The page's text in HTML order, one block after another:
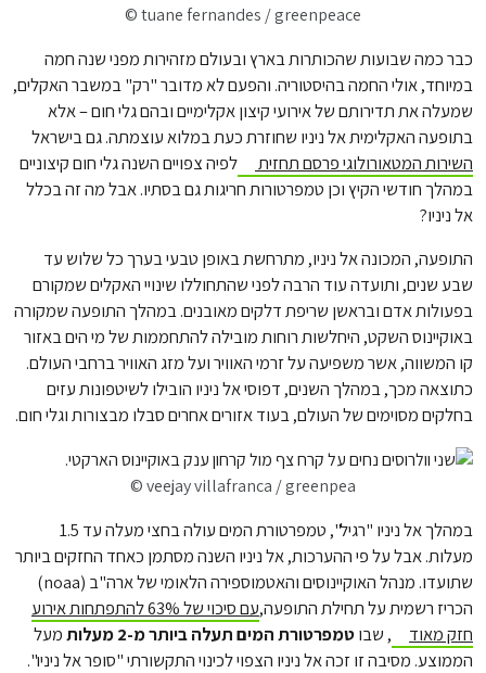
© tuane fernandes / greenpeace
כבר כמה שבועות שהכותרות בארץ ובעולם מזהירות מפני שנה חמה
במיוחד, אולי החמה בהיסטוריה. והפעם לא מדובר "רק" במשבר האקלים,
שמעלה את תדירותם של אירועי קיצון אקלימיים ובהם גלי חום – אלא
בתופעה האקלימית אל ניניו שחוזרת כעת במלוא עוצמתה. גם בישראל
השירות המטאורולוגי פרסם תחזית
לפיה צפויים השנה גלי חום קיצוניים
במהלך חודשי הקיץ וכן טמפרטורות חריגות גם בסתיו. אבל מה זה בכלל
אל ניניו?
התופעה, המכונה אל ניניו, מתרחשת באופן טבעי בערך כל שלוש עד
שבע שנים, ותועדה עוד הרבה לפני שהתחוללו שינויי האקלים שמקורם
בפעולות אדם ובראשן שריפת דלקים מאובנים. במהלך התופעה שמקורה
באוקיינוס השקט, היחלשות רוחות מובילה להתחממות של מי הים באזור
קו המשווה, אשר משפיעה על זרמי האוויר ועל מזג האוויר ברחבי העולם.
כתוצאה מכך, במהלך השנים, דפוסי אל ניניו הובילו לשיטפונות עזים
בחלקים מסוימים של העולם, בעוד אזורים אחרים סבלו מבצורות וגלי חום.
© veejay villafranca / greenpea
במהלך אל ניניו "רגיל", טמפרטורת המים עולה בחצי מעלה עד 1.5
מעלות. אבל על פי ההערכות, אל ניניו השנה מסתמן כאחד החזקים ביותר
שתועדו. מנהל האוקיינוסים והאטמוספירה הלאומי של ארה"ב (noaa)
הכריז רשמית על תחילת התופעה,
עם סיכוי של 63% להתפתחות אירוע
חזק מאוד
, שבוטמפרטורת המים תעלה ביותר מ-2 מעלות
מעל
הממוצע. מסיבה זו זכה אל ניניו הצפוי לכינוי התקשורתי "סופר אל ניניו".